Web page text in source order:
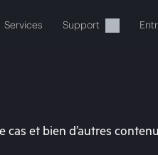
Services Support
et bien d’autres